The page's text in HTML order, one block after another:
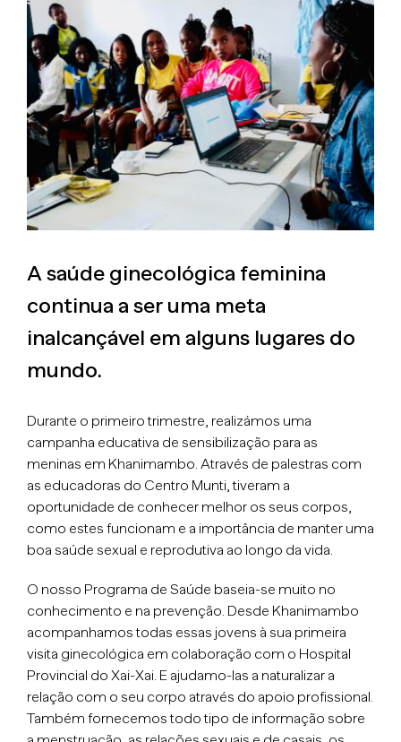
View
Larger
Image
A saúde ginecológica feminina
continua a ser uma meta
inalcançável em alguns lugares do
mundo.
Durante o primeiro trimestre, realizámos uma
campanha educativa de sensibilização para as
meninas em Khanimambo. Através de palestras com
as educadoras do Centro Munti, tiveram a
oportunidade de conhecer melhor os seus corpos,
como estes funcionam e a importância de manter uma
boa saúde sexual e reprodutiva ao longo da vida.
O nosso Programa de Saúde baseia-se muito no
conhecimento e na prevenção. Desde Khanimambo
acompanhamos todas essas jovens à sua primeira
visita ginecológica em colaboração com o Hospital
Provincial do Xai-Xai. E ajudamo-las a naturalizar a
relação com o seu corpo através do apoio profissional.
Também fornecemos todo tipo de informação sobre